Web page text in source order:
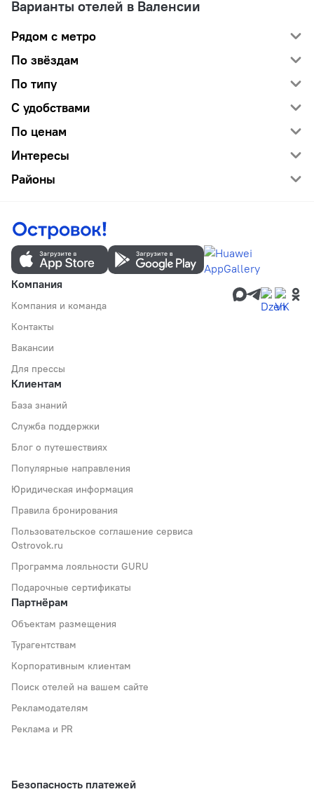
Варианты отелей в Валенсии
Рядом с метро
По звёздам
По типу
С удобствами
По ценам
Интересы
Районы
Компания
Компания и команда
Контакты
Вакансии
Для прессы
Клиентам
База знаний
Служба поддержки
Блог о путешествиях
Популярные направления
Юридическая информация
Правила бронирования
Пользовательское соглашение сервиса
Ostrovok.ru
Программа лояльности GURU
Подарочные сертификаты
Партнёрам
Объектам размещения
Турагентствам
Корпоративным клиентам
Поиск отелей на вашем сайте
Рекламодателям
Реклама и PR
Безопасность платежей